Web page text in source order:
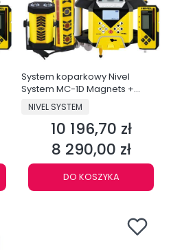
System koparkowy Nivel
System MC-1D Magnets +
niwelator NL720R DIGITAL
(autowpasowanie, 700 m) +
statyw SJJ32 + łata LS-24
PRODUCENT
NIVEL SYSTEM
Cena
10 196,70 zł
Cena
8 290,00 zł
DO KOSZYKA